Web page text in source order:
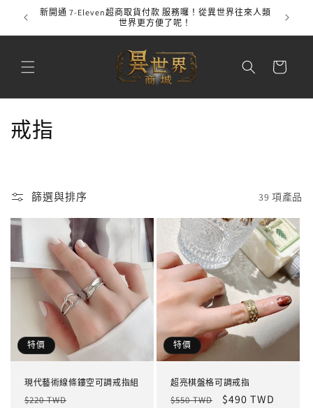
跳至內
容
新開通 7-Eleven超商取貨付款 服務囉！從異世界往來人類
世界更方便了呢！
物
商
列
戒指
篩選與排序 39 項產品
特價
現代藝術線條鏤空可調戒指組
定
$220 TWD
特價
超亮棋盤格可調戒指
定
$550 TWD
售
$490 TWD